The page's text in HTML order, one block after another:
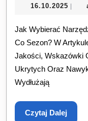
16.10.2025
Jak Wybierać
Co Sezon? W
Jakości, Wskazówki
Ukrytych Oraz
Wydłużają
Czytaj DalejCzytaj